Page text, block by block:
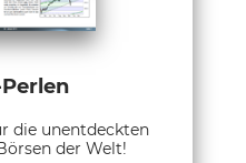
die unentdeckten
der Welt!